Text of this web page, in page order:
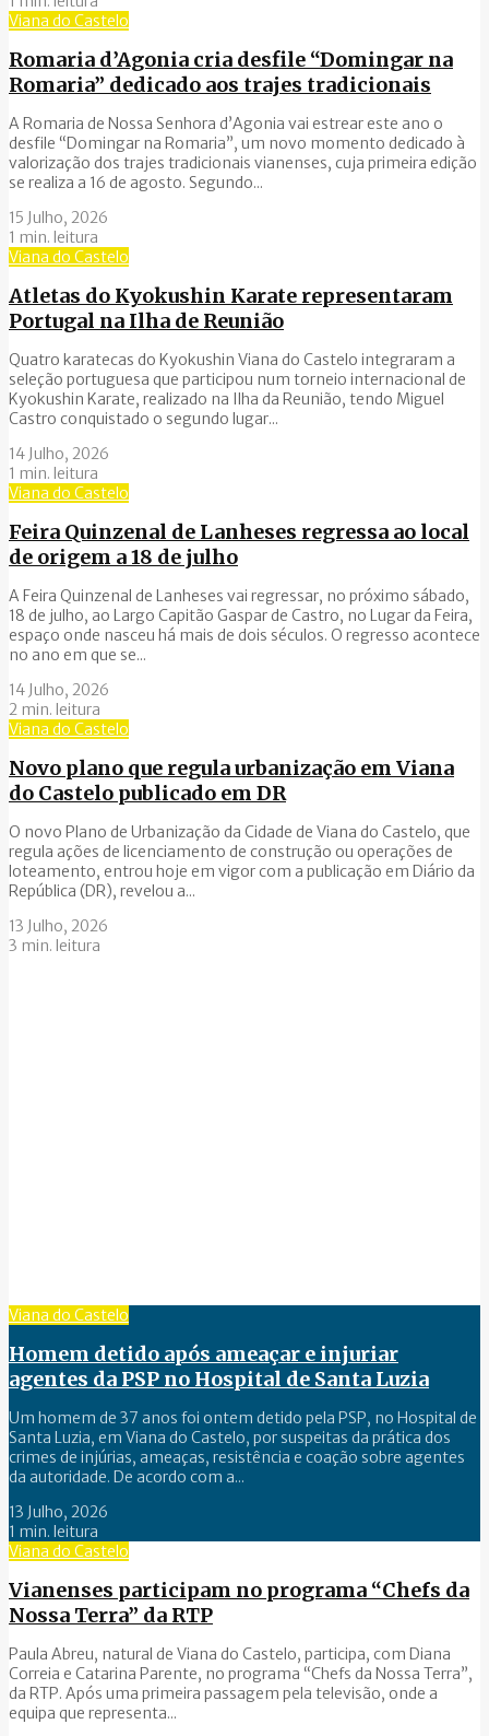
Viana do Castelo
Romaria d’Agonia cria desfile “Domingar na
Romaria” dedicado aos trajes tradicionais
A Romaria de Nossa Senhora d’Agonia vai estrear este ano o
desfile “Domingar na Romaria”, um novo momento dedicado à
valorização dos trajes tradicionais vianenses, cuja primeira edição
se realiza a 16 de agosto. Segundo...
15 Julho, 2026
1 min. leitura
Viana do Castelo
Atletas do Kyokushin Karate representaram
Portugal na Ilha de Reunião
Quatro karatecas do Kyokushin Viana do Castelo integraram a
seleção portuguesa que participou num torneio internacional de
Kyokushin Karate, realizado na Ilha da Reunião, tendo Miguel
Castro conquistado o segundo lugar...
14 Julho, 2026
1 min. leitura
Viana do Castelo
Feira Quinzenal de Lanheses regressa ao local
de origem a 18 de julho
A Feira Quinzenal de Lanheses vai regressar, no próximo sábado,
18 de julho, ao Largo Capitão Gaspar de Castro, no Lugar da Feira,
espaço onde nasceu há mais de dois séculos. O regresso acontece
no ano em que se...
14 Julho, 2026
2 min. leitura
Viana do Castelo
Novo plano que regula urbanização em Viana
do Castelo publicado em DR
O novo Plano de Urbanização da Cidade de Viana do Castelo, que
regula ações de licenciamento de construção ou operações de
loteamento, entrou hoje em vigor com a publicação em Diário da
República (DR), revelou a...
13 Julho, 2026
3 min. leitura
Viana do Castelo
Homem detido após ameaçar e injuriar
agentes da PSP no Hospital de Santa Luzia
Um homem de 37 anos foi ontem detido pela PSP, no Hospital de
Santa Luzia, em Viana do Castelo, por suspeitas da prática dos
crimes de injúrias, ameaças, resistência e coação sobre agentes
da autoridade. De acordo com a...
13 Julho, 2026
1 min. leitura
Viana do Castelo
Vianenses participam no programa “Chefs da
Nossa Terra” da RTP
Paula Abreu, natural de Viana do Castelo, participa, com Diana
Correia e Catarina Parente, no programa “Chefs da Nossa Terra”,
da RTP. Após uma primeira passagem pela televisão, onde a
equipa que representa...